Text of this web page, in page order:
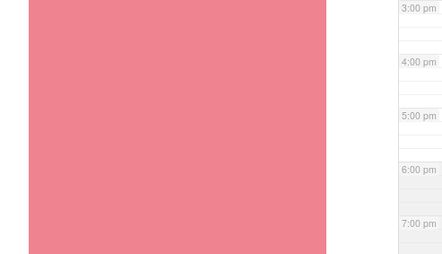
3:00 pm
4:00 pm
5:00 pm
6:00 pm
7:00 pm